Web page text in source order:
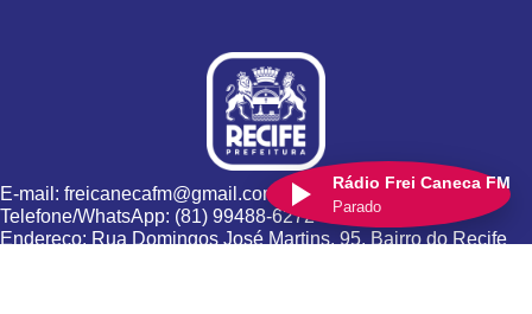
Rádio Frei Caneca FM
Parado
E-mail: freicanecafm@gmail.com
Telefone/WhatsApp: (81) 99488-6272
Endereço: Rua Domingos José Martins, 95, Bairro do Recife